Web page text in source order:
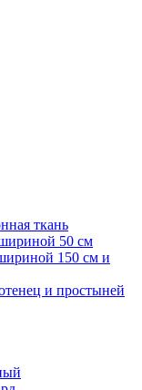
ткань
50 см
150 см и
и простыней